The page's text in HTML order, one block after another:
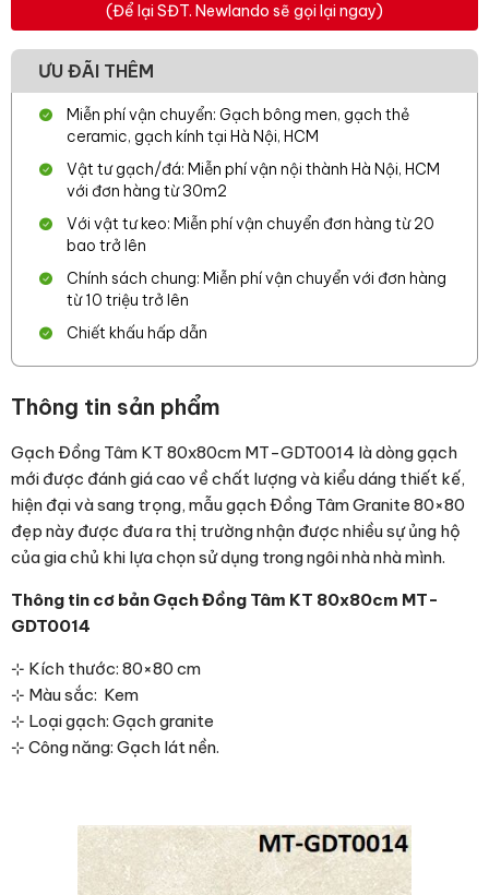
(Để lại SĐT. Newlando sẽ gọi lại ngay)
ƯU ĐÃI THÊM
Miễn phí vận chuyển: Gạch bông men, gạch thẻ
ceramic, gạch kính tại Hà Nội, HCM
Vật tư gạch/đá: Miễn phí vận nội thành Hà Nội, HCM
với đơn hàng từ 30m2
Với vật tư keo: Miễn phí vận chuyển đơn hàng từ 20
bao trở lên
Chính sách chung: Miễn phí vận chuyển với đơn hàng
từ 10 triệu trở lên
Chiết khấu hấp dẫn
Thông tin sản phẩm
Gạch Đồng Tâm KT 80x80cm MT-GDT0014 là dòng gạch
mới được đánh giá cao về chất lượng và kiểu dáng thiết kế,
hiện đại và sang trọng, mẫu gạch Đồng Tâm Granite 80×80
đẹp này được đưa ra thị trường nhận được nhiều sự ủng hộ
của gia chủ khi lựa chọn sử dụng trong ngôi nhà nhà mình.
Thông tin cơ bản Gạch Đồng Tâm KT 80x80cm MT-
GDT0014
⊹ Kích thước: 80×80 cm
⊹ Màu sắc: Kem
⊹ Loại gạch: Gạch granite
⊹ Công năng: Gạch lát nền.